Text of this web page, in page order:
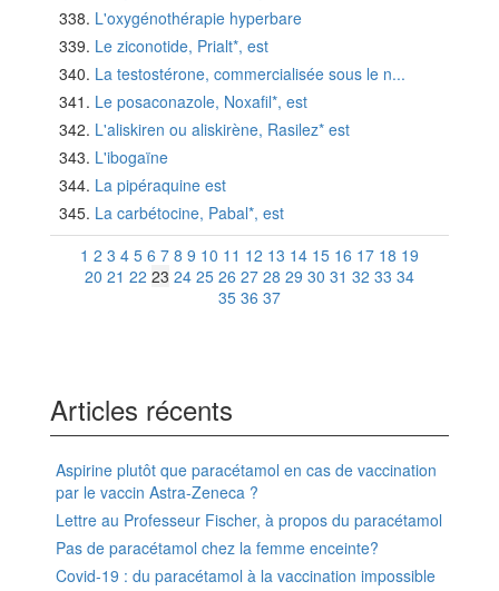
L'oxygénothérapie hyperbare
Le ziconotide, Prialt*, est
La testostérone, commercialisée sous le n...
Le posaconazole, Noxafil*, est
L'aliskiren ou aliskirène, Rasilez* est
L'ibogaïne
La pipéraquine est
La carbétocine, Pabal*, est
1 2 3 4 5 6 7 8 9 10 11 12 13 14 15 16 17 18 19
20 21 22 23 24 25 26 27 28 29 30 31 32 33 34
35 36 37
Articles récents
Aspirine plutôt que paracétamol en cas de vaccination
par le vaccin Astra-Zeneca ?
Lettre au Professeur Fischer, à propos du paracétamol
Pas de paracétamol chez la femme enceinte?
Covid-19 : du paracétamol à la vaccination impossible